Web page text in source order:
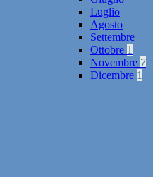
Luglio
Agosto
Settembre
Ottobre 1
Novembre 7
Dicembre 1